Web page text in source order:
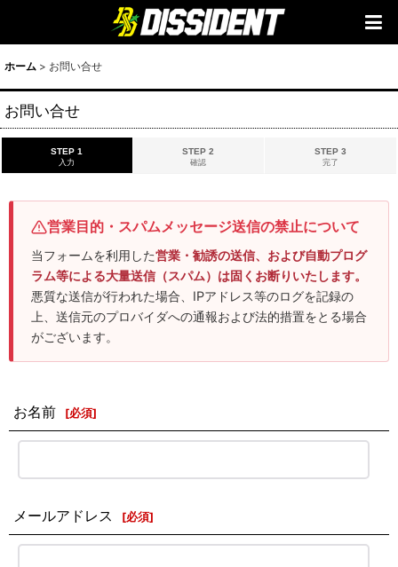
ホーム > お問い合せ
お問い合せ
STEP 1
入力
STEP 2
確認
STEP 3
完了
営業目的・スパムメッセージ送信の禁止について
当フォームを利用した営業・勧誘の送信、および自動プログ
ラム等による大量送信（スパム）は固くお断りいたします。
悪質な送信が行われた場合、IPアドレス等のログを記録の
上、送信元のプロバイダへの通報および法的措置をとる場合
がございます。
お名前 [必須]
メールアドレス [必須]